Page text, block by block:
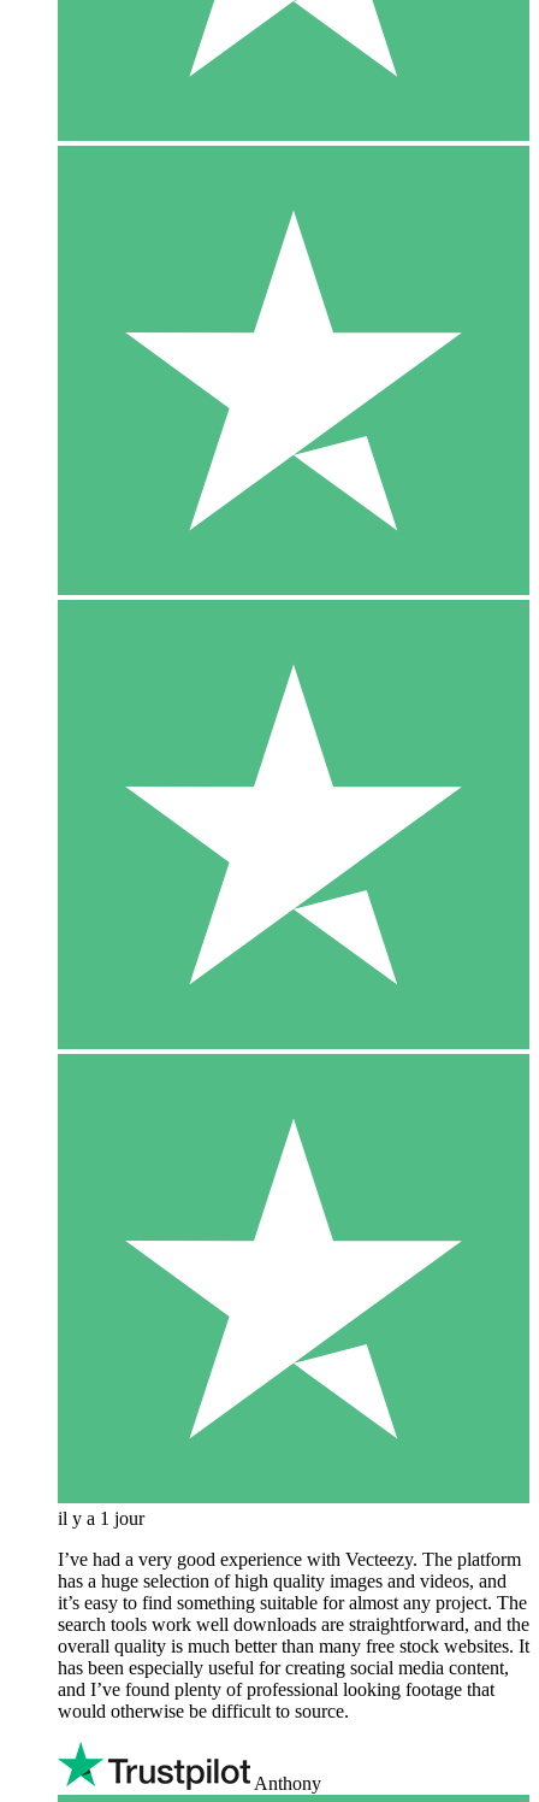
il y a 1 jour
I’ve had a very good experience with Vecteezy. The platform
has a huge selection of high quality images and videos, and
it’s easy to find something suitable for almost any project. The
search tools work well downloads are straightforward, and the
overall quality is much better than many free stock websites. It
has been especially useful for creating social media content,
and I’ve found plenty of professional looking footage that
would otherwise be difficult to source.
Anthony